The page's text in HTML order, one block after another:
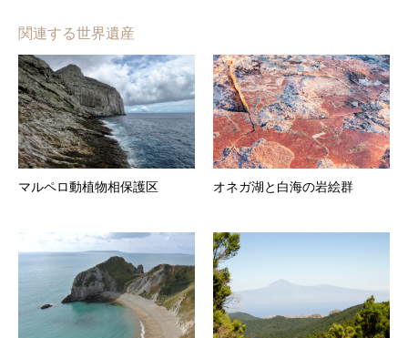
関連する世界遺産
マルペロ動植物相保護区 オネガ湖と白海の岩絵群